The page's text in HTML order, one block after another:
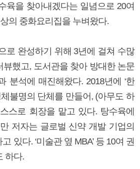
육을 찾아내겠다는 일념으로 20여
의 중화요리집을 누벼왔다.
로 완성하기 위해 3년에 걸쳐 수많
뷰했고, 도서관을 찾아 방대한 논문
분석에 매진해왔다. 2018년에 ‘한
불명의 단체를 만들어, (아무도 하
스로 회장을 맡고 있다. 탕수육에
저자는 글로벌 신약 개발 기업의
있다. ‘미술관 옆 MBA’ 등 10여 권
하다.